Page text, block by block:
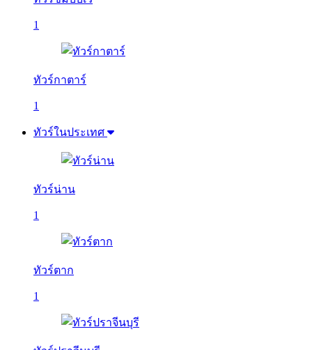
1
ทัวร์กาตาร์
1
ทัวร์ในประเทศ
ทัวร์น่าน
1
ทัวร์ตาก
1